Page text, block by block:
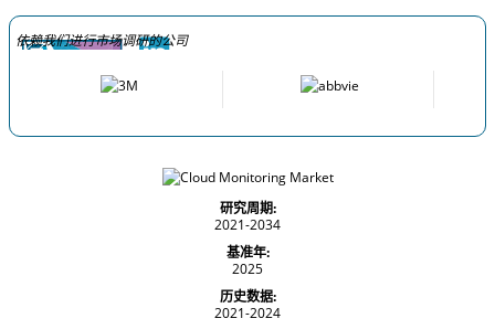
依赖我们进行市场调研的公司
研究周期:
2021-2034
基准年:
2025
历史数据:
2021-2024